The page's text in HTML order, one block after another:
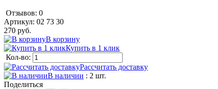
Отзывов: 0
Артикул: 02 73 30
270 руб.
В корзину
Купить в 1 клик
Кол-во:
Рассчитать доставку
В наличии : 2 шт.
Поделиться